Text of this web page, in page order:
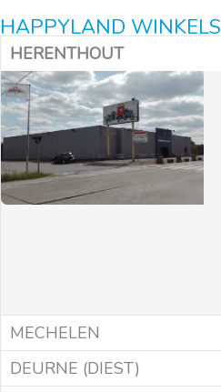
HAPPYLAND WINKELS
HERENTHOUT
MECHELEN
DEURNE (DIEST)